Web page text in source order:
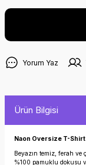
Yorum Yaz
Ürün Bilgisi
Naon Oversize T-Shirt
Beyazın temiz, ferah ve
%100 pamuklu dokusu